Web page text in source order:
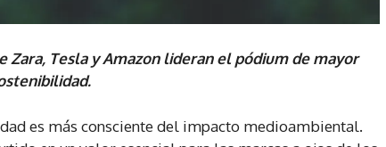
Zara, Tesla y Amazon lideran el pódium de mayor
es más consciente del impacto medioambiental.